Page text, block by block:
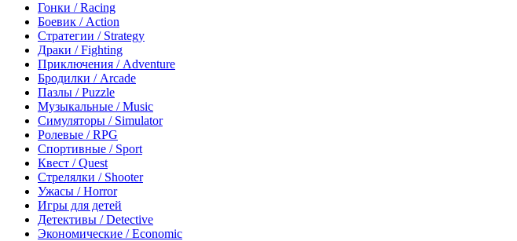
Гонки / Racing
Боевик / Action
Стратегии / Strategy
Драки / Fighting
Приключения / Adventure
Бродилки / Arcade
Пазлы / Puzzle
Музыкальные / Music
Симуляторы / Simulator
Ролевые / RPG
Спортивные / Sport
Квест / Quest
Стрелялки / Shooter
Ужасы / Horror
Игры для детей
Детективы / Detective
Экономические / Economic